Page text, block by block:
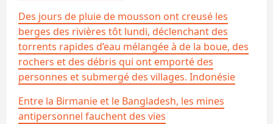
Des jours de pluie de mousson ont creusé les
berges des rivières tôt lundi, déclenchant des
torrents rapides d’eau mélangée à de la boue, des
rochers et des débris qui ont emporté des
personnes et submergé des villages. Indonésie
Entre la Birmanie et le Bangladesh, les mines
antipersonnel fauchent des vies